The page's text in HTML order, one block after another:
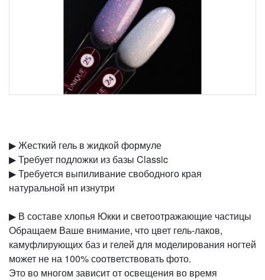
▶︎ Жесткий гель в жидкой формуле
▶︎ Требует подложки из базы Classic
▶︎ Требуется выпиливание свободного края
натуральной нп изнутри
▶︎ В составе хлопья Юкки и светоотражающие частицы
Обращаем Ваше внимание, что цвет гель-лаков,
камуфлирующих баз и гелей для моделирования ногтей
может не на 100% соответствовать фото.
Это во многом зависит от освещения во время